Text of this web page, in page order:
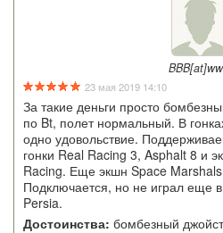
23 мая 2019 14:10
За такие деньги просто
по Bt, полет нормальный. В
одно удовольствие.
гонки Real Racing 3, Asphalt 8 и
Racing. Еще экшн Space
Подключается, но не играл еще
Persia.
Достоинства: бомбезный